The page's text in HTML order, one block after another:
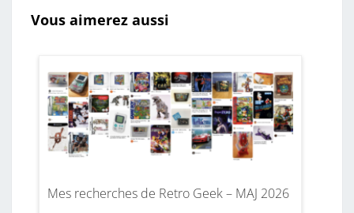
Vous aimerez aussi
Mes recherches de Retro Geek – MAJ 2026